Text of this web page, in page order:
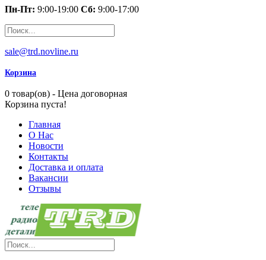
Пн-Пт: 9:00-19:00 Сб: 9:00-17:00
sale@trd.novline.ru
Корзина
0 товар(ов) - Цена договорная
Корзина пуста!
Главная
О Нас
Новости
Контакты
Доставка и оплата
Вакансии
Отзывы